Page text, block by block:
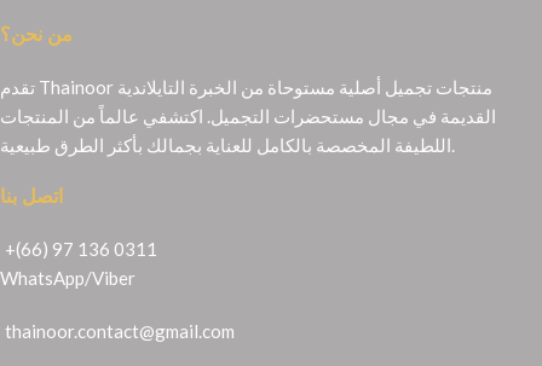
من نحن؟
تقدم Thainoor منتجات تجميل أصلية مستوحاة من الخبرة التايلاندية
القديمة في مجال مستحضرات التجميل. اكتشفي عالماً من المنتجات
اتصل بنا
+(66) 97 136 0311
WhatsApp/Viber
thainoor.contact@gmail.com